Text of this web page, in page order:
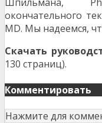
Шпильмана,
окончательного
MD. Мы надеемся,
Скачать
130 страниц).
Комментировать
Нажмите для